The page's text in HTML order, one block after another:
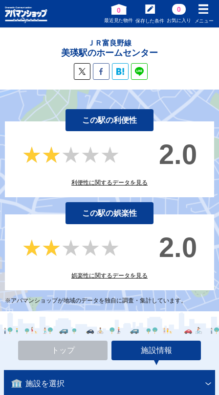
0
最近見た物件 保存した条件
0
お気に入り メニュー
ＪＲ富良野線
美瑛駅のホームセンター
この駅の利便性
★★★★★
★★★★★ 2.0
利便性に関するデータを見る
この駅の娯楽性
★★★★★
★★★★★ 2.0
娯楽性に関するデータを見る
※アパマンショップが地域のデータを独自に調査・集計しています。
トップ 施設情報
施設を選択